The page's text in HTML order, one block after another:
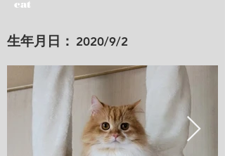
​生年月日： 2020/9/2
cat